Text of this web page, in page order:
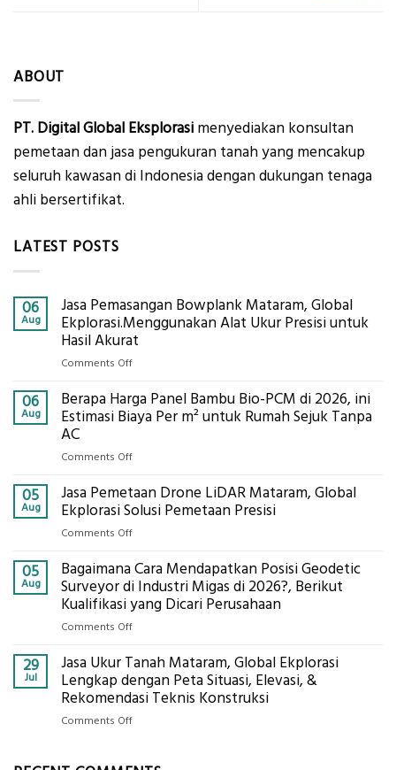
ABOUT
PT. Digital Global Eksplorasi menyediakan konsultan
pemetaan dan jasa pengukuran tanah yang mencakup
seluruh kawasan di Indonesia dengan dukungan tenaga
ahli bersertifikat.
LATEST POSTS
06
Aug
Jasa Pemasangan Bowplank Mataram, Global
Ekplorasi.Menggunakan Alat Ukur Presisi untuk
Hasil Akurat
Comments Offon
Pemasangan
Bowplank
Ukur
Presisi
untuk
Akurat
06
Aug
Berapa Harga Panel Bambu Bio-PCM di 2026, ini
Estimasi Biaya Per m² untuk Rumah Sejuk Tanpa
AC
Comments Offon
Harga
Panel
di
2026,
ini
Estimasi
Per
m²
untuk
05
Aug
Jasa Pemetaan Drone LiDAR Mataram, Global
Ekplorasi Solusi Pemetaan Presisi
Comments Offon
Pemetaan
Drone
LiDAR
Mataram,
Solusi
Pemetaan
Presisi
05
Aug
Bagaimana Cara Mendapatkan Posisi Geodetic
Surveyor di Industri Migas di 2026?, Berikut
Kualifikasi yang Dicari Perusahaan
Comments Offon
Cara
Mendapatkan
Posisi
29
Jul
Jasa Ukur Tanah Mataram, Global Ekplorasi
Lengkap dengan Peta Situasi, Elevasi, &
Rekomendasi Teknis Konstruksi
Comments Offon